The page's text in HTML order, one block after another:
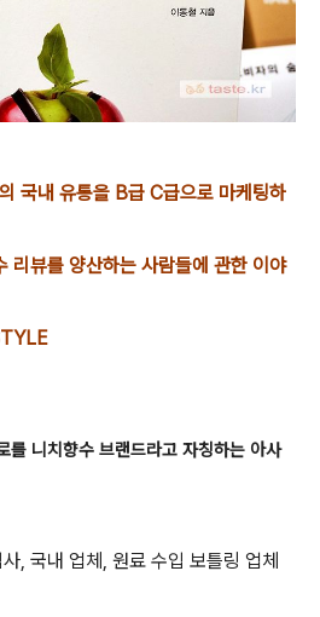
국내 유통을 B급 C급으로 마케팅하
리뷰를 양산하는 사람들에 관한 이야
니치향수 브랜드라고 자칭하는 아사
, 국내 업체, 원료 수입 보틀링 업체